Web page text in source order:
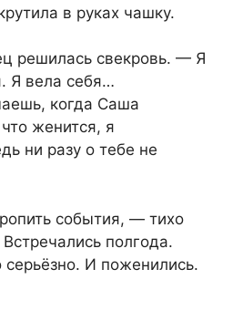
в руках чашку.
решилась свекровь. — Я
Я вела себя…
когда Саша
женится, я
ни разу о тебе не
события, — тихо
полгода.
серьёзно. И поженились.